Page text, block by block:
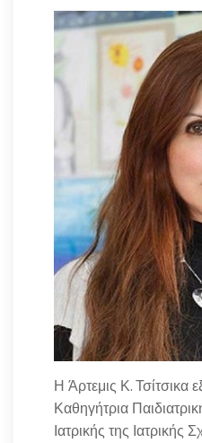
Η Άρτεμις Κ. Τσίτσικα
Καθηγήτρια
Ιατρικής της Ιατρικής